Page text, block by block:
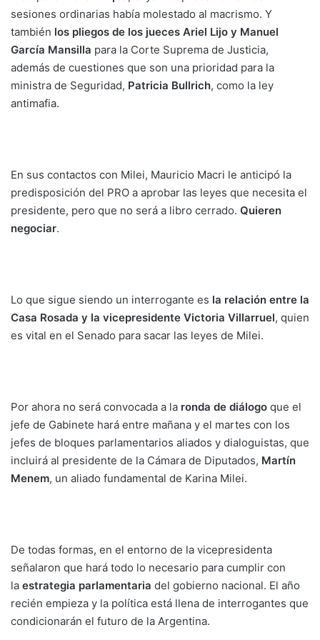
sesiones ordinarias había molestado al macrismo. Y
también los pliegos de los jueces Ariel Lijo y Manuel
García Mansilla para la Corte Suprema de Justicia,
además de cuestiones que son una prioridad para la
ministra de Seguridad, Patricia Bullrich, como la ley
antimafia.
En sus contactos con Milei, Mauricio Macri le anticipó la
predisposición del PRO a aprobar las leyes que necesita el
presidente, pero que no será a libro cerrado. Quieren
negociar.
Lo que sigue siendo un interrogante es la relación entre la
Casa Rosada y la vicepresidente Victoria Villarruel, quien
es vital en el Senado para sacar las leyes de Milei.
Por ahora no será convocada a la ronda de diálogo que el
jefe de Gabinete hará entre mañana y el martes con los
jefes de bloques parlamentarios aliados y dialoguistas, que
incluirá al presidente de la Cámara de Diputados, Martín
Menem, un aliado fundamental de Karina Milei.
De todas formas, en el entorno de la vicepresidenta
señalaron que hará todo lo necesario para cumplir con
la estrategia parlamentaria del gobierno nacional. El año
recién empieza y la política está llena de interrogantes que
condicionarán el futuro de la Argentina.